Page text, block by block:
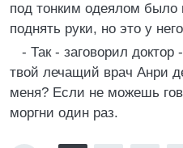
под тонким одеялом было
поднять руки, но это у
- Так - заговорил
твой лечащий врач Анри
меня? Если не можешь
моргни один раз.